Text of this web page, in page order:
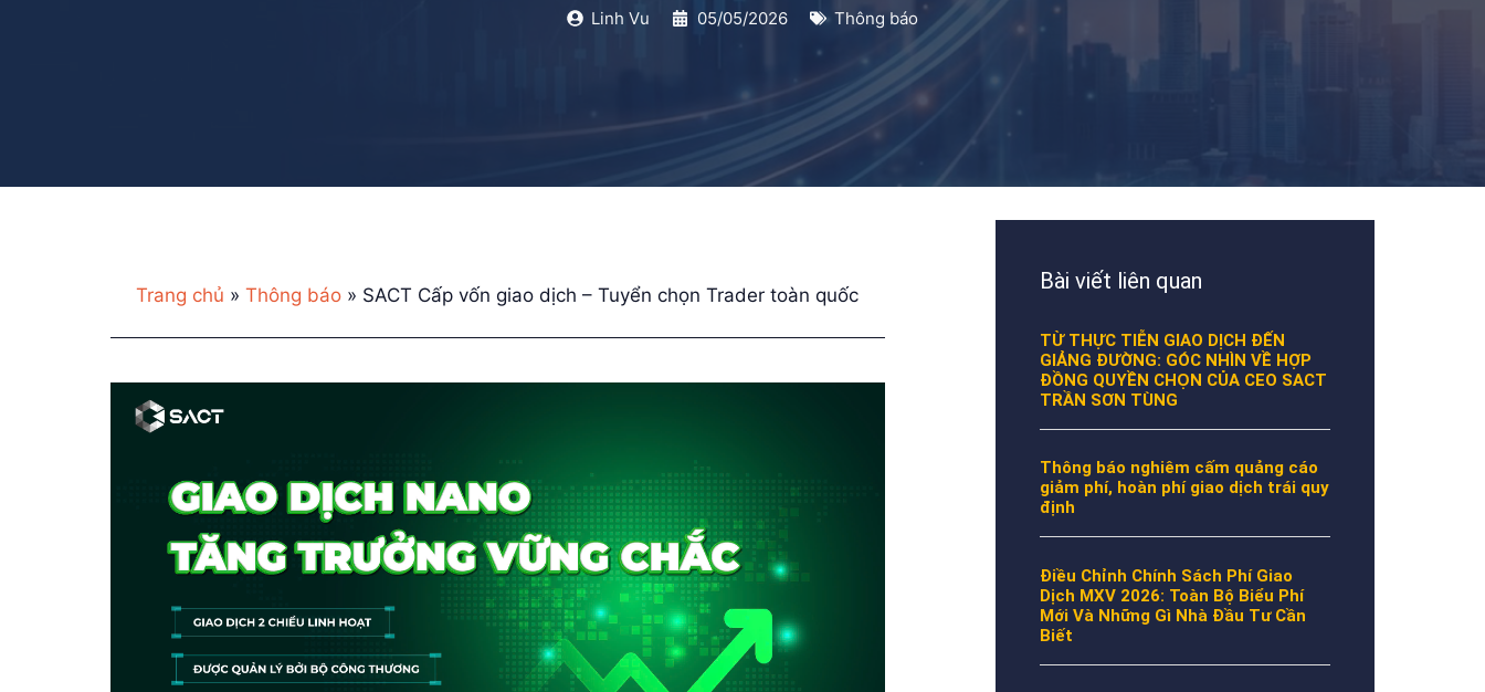
Linh Vu 05/05/2026 Thông báo
Trang chủ »Thông báo » SACT Cấp vốn giao dịch – Tuyển chọn Trader toàn quốc
Bài viết liên quan
TỪ THỰC TIỄN GIAO DỊCH ĐẾN
GIẢNG ĐƯỜNG: GÓC NHÌN VỀ HỢP
ĐỒNG QUYỀN CHỌN CỦA CEO SACT
TRẦN SƠN TÙNG
Thông báo nghiêm cấm quảng cáo
giảm phí, hoàn phí giao dịch trái quy
định
Điều Chỉnh Chính Sách Phí Giao
Dịch MXV 2026: Toàn Bộ Biểu Phí
Mới Và Những Gì Nhà Đầu Tư Cần
Biết